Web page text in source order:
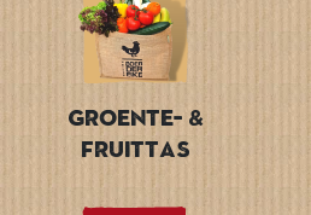
Groente- &
Fruittas